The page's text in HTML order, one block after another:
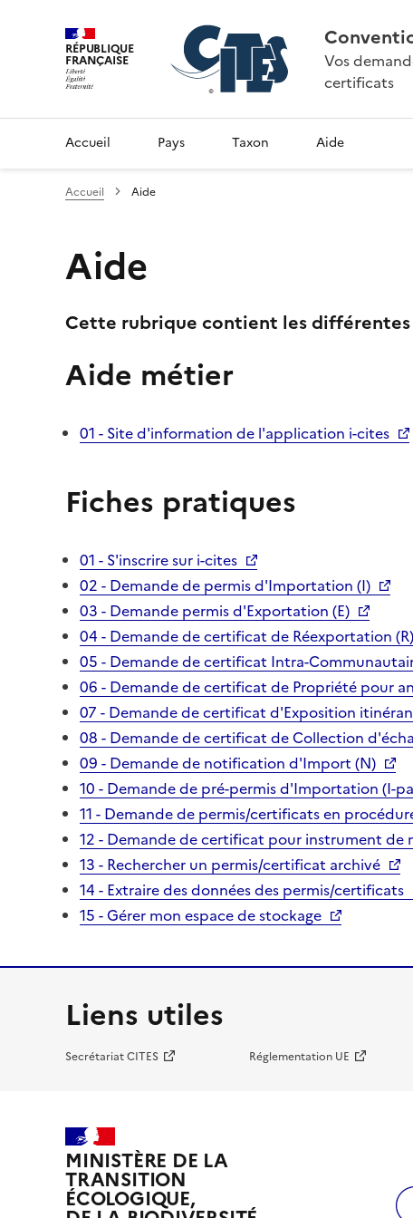
RÉPUBLIQUE
FRANÇAISE
Vos
certificats
Accueil Pays Taxon Aide
Accueil Aide
Aide
Cette rubrique contient les
Aide métier
01 - Site d'information de l'application i-cites
Fiches pratiques
01 - S'inscrire sur i-cites
02 - Demande de permis d'Importation (I)
03 - Demande permis d'Exportation (E)
04 - Demande de certificat de Réexportation (R)
05 - Demande de certificat Intra-
06 - Demande de certificat de Propriété pour
07 - Demande de certificat d'Exposition
08 - Demande de certificat de Collection
09 - Demande de notification d'Import (N)
10 - Demande de pré-permis d'Importation (I-
11 - Demande de permis/certificats en
12 - Demande de certificat pour instrument de
13 - Rechercher un permis/certificat archivé
14 - Extraire des données des permis/certificats
15 - Gérer mon espace de stockage
Liens utiles
Secrétariat CITES Réglementation UE
MINISTÈRE DE LA
TRANSITION
ÉCOLOGIQUE,